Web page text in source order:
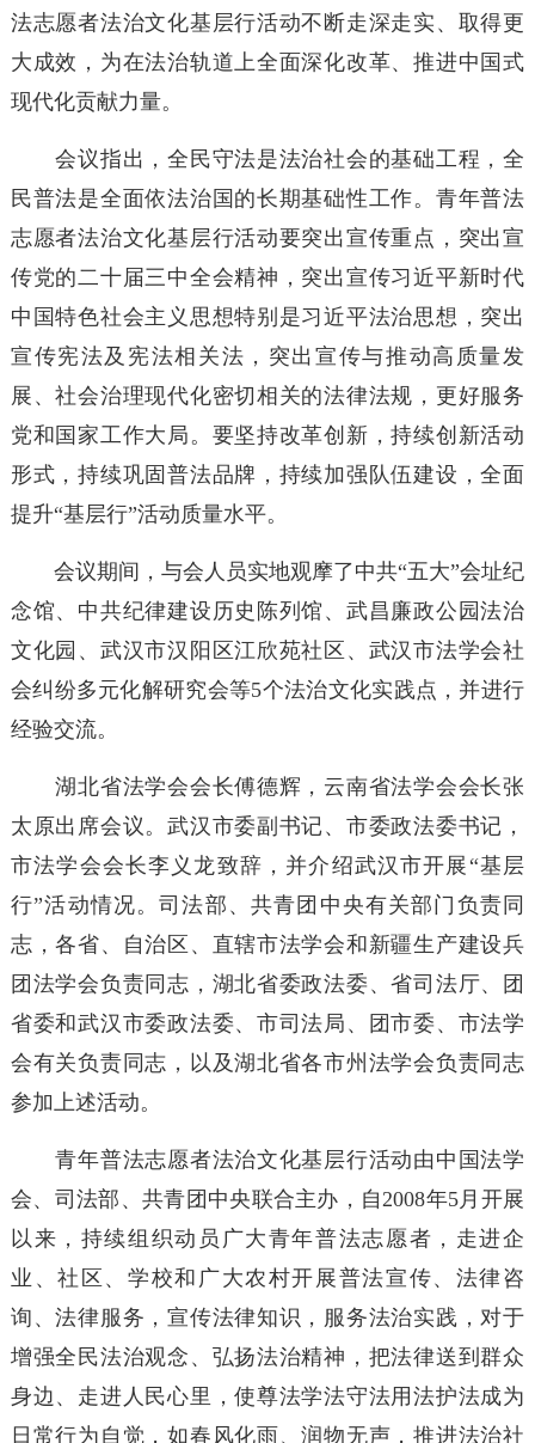
法志愿者法治文化基层行活动不断走深走实、取得更
大成效，为在法治轨道上全面深化改革、推进中国式
现代化贡献力量。
会议指出，全民守法是法治社会的基础工程，全
民普法是全面依法治国的长期基础性工作。青年普法
志愿者法治文化基层行活动要突出宣传重点，突出宣
传党的二十届三中全会精神，突出宣传习近平新时代
中国特色社会主义思想特别是习近平法治思想，突出
宣传宪法及宪法相关法，突出宣传与推动高质量发
展、社会治理现代化密切相关的法律法规，更好服务
党和国家工作大局。要坚持改革创新，持续创新活动
形式，持续巩固普法品牌，持续加强队伍建设，全面
提升“基层行”活动质量水平。
会议期间，与会人员实地观摩了中共“五大”会址纪
念馆、中共纪律建设历史陈列馆、武昌廉政公园法治
文化园、武汉市汉阳区江欣苑社区、武汉市法学会社
会纠纷多元化解研究会等5个法治文化实践点，并进行
经验交流。
湖北省法学会会长傅德辉，云南省法学会会长张
太原出席会议。武汉市委副书记、市委政法委书记，
市法学会会长李义龙致辞，并介绍武汉市开展“基层
行”活动情况。司法部、共青团中央有关部门负责同
志，各省、自治区、直辖市法学会和新疆生产建设兵
团法学会负责同志，湖北省委政法委、省司法厅、团
省委和武汉市委政法委、市司法局、团市委、市法学
会有关负责同志，以及湖北省各市州法学会负责同志
参加上述活动。
青年普法志愿者法治文化基层行活动由中国法学
会、司法部、共青团中央联合主办，自2008年5月开展
以来，持续组织动员广大青年普法志愿者，走进企
业、社区、学校和广大农村开展普法宣传、法律咨
询、法律服务，宣传法律知识，服务法治实践，对于
增强全民法治观念、弘扬法治精神，把法律送到群众
身边、走进人民心里，使尊法学法守法用法护法成为
日常行为自觉，如春风化雨、润物无声，推进法治社